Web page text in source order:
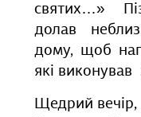
святих…»
долав
дому, щоб
які виконував
Щедрий вечір,